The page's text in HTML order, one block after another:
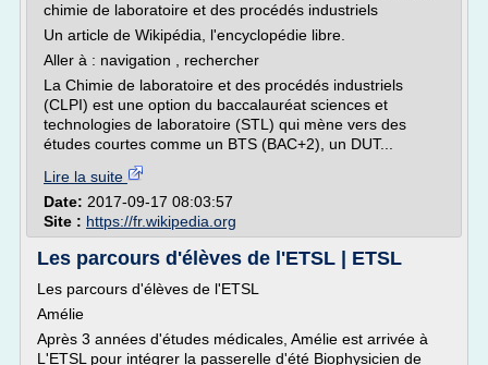
chimie de laboratoire et des procédés industriels
Un article de Wikipédia, l'encyclopédie libre.
Aller à : navigation , rechercher
La Chimie de laboratoire et des procédés industriels
(CLPI) est une option du baccalauréat sciences et
technologies de laboratoire (STL) qui mène vers des
études courtes comme un BTS (BAC+2), un DUT...
Lire la suite
Date: 2017-09-17 08:03:57
Site : https://fr.wikipedia.org
Les parcours d'élèves de l'ETSL | ETSL
Les parcours d'élèves de l'ETSL
Amélie
Après 3 années d'études médicales, Amélie est arrivée à
L'ETSL pour intégrer la passerelle d'été Biophysicien de